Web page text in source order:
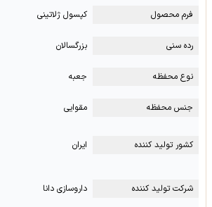
فرم محصول
کپسول ژلاتینی
رده سنی بزرگسالان
نوع محفظه جعبه
جنس محفظه مقوایی
کشور تولید کننده ایران
شرکت تولید کننده داروسازی دانا